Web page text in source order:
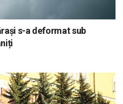
s-a deformat sub